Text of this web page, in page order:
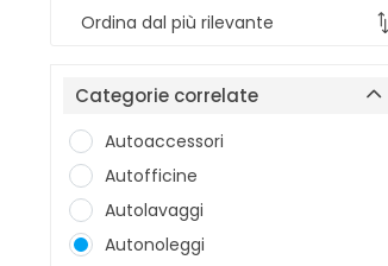
Categorie correlate
Autoaccessori
Autofficine
Autolavaggi
Autonoleggi